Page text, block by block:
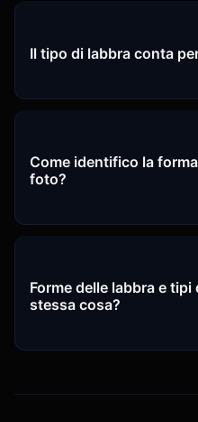
Il tipo di labbra conta
Come identifico la
foto?
Forme delle labbra e
stessa cosa?